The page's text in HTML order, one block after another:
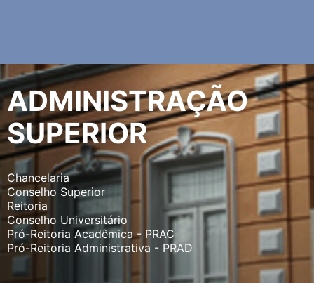
ADMINISTRAÇÃO
SUPERIOR
Chancelaria
Conselho Superior
Reitoria
Conselho Universitário
Pró-Reitoria Acadêmica - PRAC
Pró-Reitoria Administrativa - PRAD